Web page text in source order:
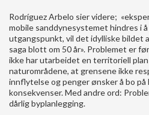
Rodríguez Arbelo sier videre;
mobile sanddynesystemet hindres i
utgangspunkt, vil det idylliske bildet
saga blott om 50 år». Problemet er
ikke har utarbeidet en territoriell
naturområdene, at grensene ikke
innflytelse og penger ønsker å bo
konsekvenser. Med andre ord:
dårlig byplanlegging.